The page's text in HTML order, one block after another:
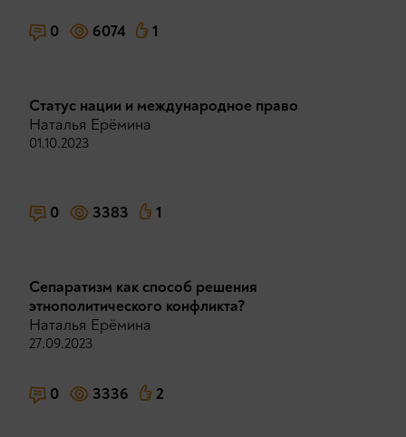
0 6074 1
Статус нации и международное право
Наталья Ерёмина
01.10.2023
0 3383 1
Сепаратизм как способ решения
этнополитического конфликта?
Наталья Ерёмина
27.09.2023
0 3336 2